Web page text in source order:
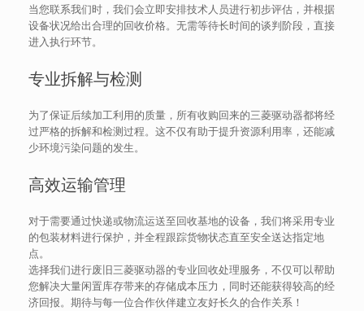
当您联系我们时，我们会立即安排技术人员进行初步评估，并根据
设备状况给出合理的回收价格。无需等待长时间的谈判阶段，直接
进入执行环节。
专业拆解与检测
为了保证后续加工利用的质量，所有收购回来的三菱驱动器都将经
过严格的拆解和检测过程。这不仅有助于提升资源利用率，还能减
少环境污染问题的发生。
高效运输管理
对于需要通过快递或物流运送至回收基地的设备，我们将采用专业
的包装材料进行保护，并全程跟踪货物状态直至安全送达指定地
点。
选择我们进行废旧三菱驱动器的专业回收处理服务，不仅可以帮助
您解决大量闲置库存带来的存储成本压力，同时还能获得较高的经
济回报。期待与每一位合作伙伴建立友好长久的合作关系！